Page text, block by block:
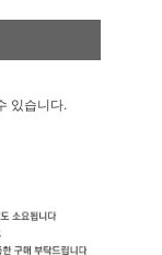
있습니다.